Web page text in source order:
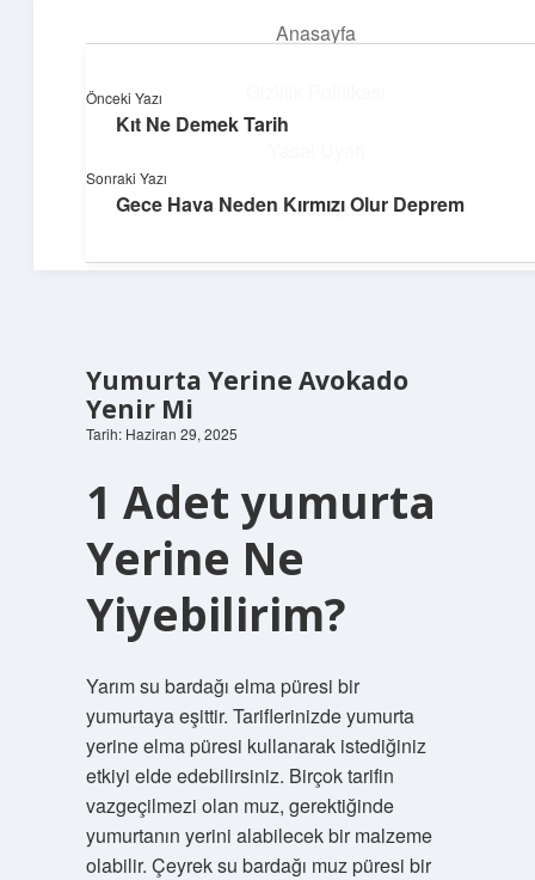
Anasayfa
Hakkımızda
Yumurta Yerine Avokado
Yenir Mi
Tarih: Haziran 29, 2025
1 Adet yumurta
Yerine Ne
Yiyebilirim?
Yarım su bardağı elma püresi bir
yumurtaya eşittir. Tariflerinizde yumurta
yerine elma püresi kullanarak istediğiniz
etkiyi elde edebilirsiniz. Birçok tarifin
vazgeçilmezi olan muz, gerektiğinde
yumurtanın yerini alabilecek bir malzeme
olabilir. Çeyrek su bardağı muz püresi bir
Önceki Yazı
Kıt Ne Demek Tarih
Sonraki Yazı
Gece Hava Neden Kırmızı Olur Deprem